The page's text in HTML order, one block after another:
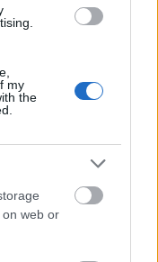
my
the
web or
középkori
meg azt,